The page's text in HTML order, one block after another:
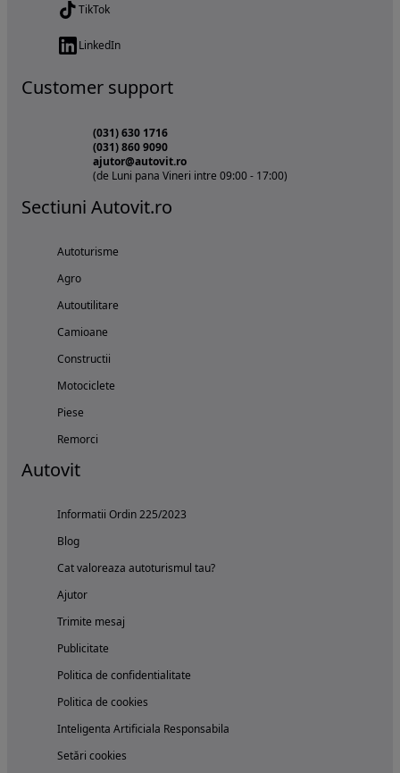
TikTok
LinkedIn
Customer support
(031) 630 1716
(031) 860 9090
ajutor@autovit.ro
(de Luni pana Vineri intre 09:00 - 17:00)
Sectiuni Autovit.ro
Autoturisme
Agro
Autoutilitare
Camioane
Constructii
Motociclete
Piese
Remorci
Autovit
Informatii Ordin 225/2023
Blog
Cat valoreaza autoturismul tau?
Ajutor
Trimite mesaj
Publicitate
Politica de confidentialitate
Politica de cookies
Inteligenta Artificiala Responsabila
Setări cookies